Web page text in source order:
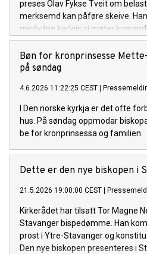
preses Olav Fykse Tveit om
merksemd kan påføre skeive.
medvitne korleis vi møter
Bøn for kronprinsesse
på søndag
4.6.2026 11:22:25 CEST
I Den norske kyrkja er det ofte
hus. På søndag oppmodar
be for kronprinsessa og familien.
Dette er den nye biskopen i
21.5.2026 19:00:00 CEST
Kirkerådet har tilsatt Tor Magne
Stavanger bispedømme. Han
prost i Ytre-Stavanger og
Den nye biskopen presenteres i